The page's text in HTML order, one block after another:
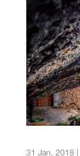
31 Jan, 2018|